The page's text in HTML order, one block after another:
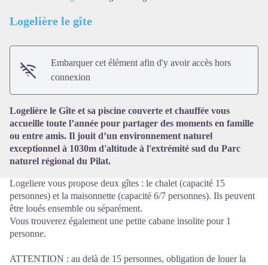
Logelière le gîte
Embarquer cet élément afin d'y avoir accès hors
connexion
Logelière le Gîte et sa piscine couverte et chauffée vous
accueille toute l’année pour partager des moments en famille
ou entre amis. Il jouit d’un environnement naturel
exceptionnel à 1030m d'altitude à l'extrémité sud du Parc
naturel régional du Pilat.
Logeliere vous propose deux gîtes : le chalet (capacité 15
personnes) et la maisonnette (capacité 6/7 personnes). Ils peuvent
être loués ensemble ou séparément.
Vous trouverez également une petite cabane insolite pour 1
personne.
ATTENTION : au delà de 15 personnes, obligation de louer la